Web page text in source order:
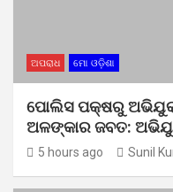
ଅପରାଧ ମୋ ଓଡ଼ିଶା
ପୋଲିସ ପକ୍ଷରୁ
ଅଳଙ୍କାର ଜବତ:
5 hours ago Sunil